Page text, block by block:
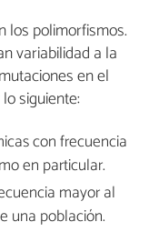
los polimorfismos.
variabilidad a la
en el
siguiente:
con frecuencia
en particular.
mayor al
una población.